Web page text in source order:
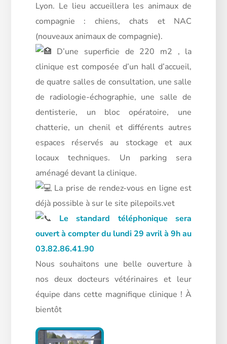
Lyon. Le lieu accueillera les animaux de
compagnie :chiens, chats et NAC
(nouveaux animaux de compagnie).
D’une superficie de 220 m2 , la
clinique est composée d’un hall d’accueil,
de quatre salles de consultation, une salle
de radiologie-échographie, une salle de
dentisterie, un bloc opératoire, une
chatterie, un chenil et différents autres
espaces réservés au stockage et aux
locaux techniques. Un parking sera
aménagé devant la clinique.
La prise de rendez-vous en ligne est
déjà possible à sur le site pilepoils.vet
Le standard téléphonique sera
ouvert à compter du lundi 29 avril à 9h au
03.82.86.41.90
Nous souhaitons une belle ouverture à
nos deux docteurs vétérinaires et leur
équipe dans cette magnifique clinique ! À
bientôt